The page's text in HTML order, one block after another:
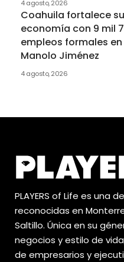
4 agosto, 2026
Coahuila fortalece su
economía con 9 mil
empleos formales en
Manolo Jiménez
4 agosto, 2026
PLAYERS of Life es una
reconocidas en
Saltillo. Única en su
negocios y estilo de
de empresarios y